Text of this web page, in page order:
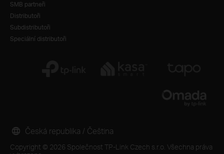
SMB partneři
Distributoři
Subdistributoři
Speciální distributoři
Copyright © 2026 Společnost TP-Link Czech s.r.o. Všechna práva
Česká republika / Čeština